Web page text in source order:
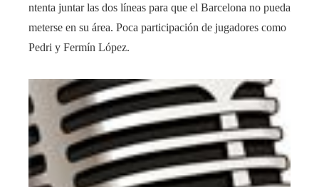
ntenta juntar las dos líneas para que el Barcelona no pueda
meterse en su área. Poca participación de jugadores como
Pedri y Fermín López.